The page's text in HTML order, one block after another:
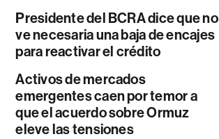
Presidente del BCRA dice que no
ve necesaria una baja de encajes
para reactivar el crédito
Activos de mercados
emergentes caen por temor a
que el acuerdo sobre Ormuz
eleve las tensiones